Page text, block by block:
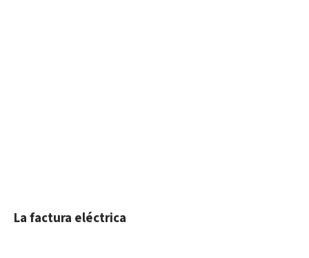
La factura eléctrica